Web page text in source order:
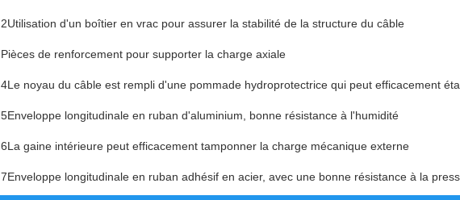
2Utilisation d'un boîtier en vrac pour assurer la stabilité de la structure du câble
Pièces de renforcement pour supporter la charge axiale
4Le noyau du câble est rempli d'une pommade hydroprotectrice qui peut efficacement
5Enveloppe longitudinale en ruban d'aluminium, bonne résistance à l'humidité
6La gaine intérieure peut efficacement tamponner la charge mécanique externe
7Enveloppe longitudinale en ruban adhésif en acier, avec une bonne résistance à la